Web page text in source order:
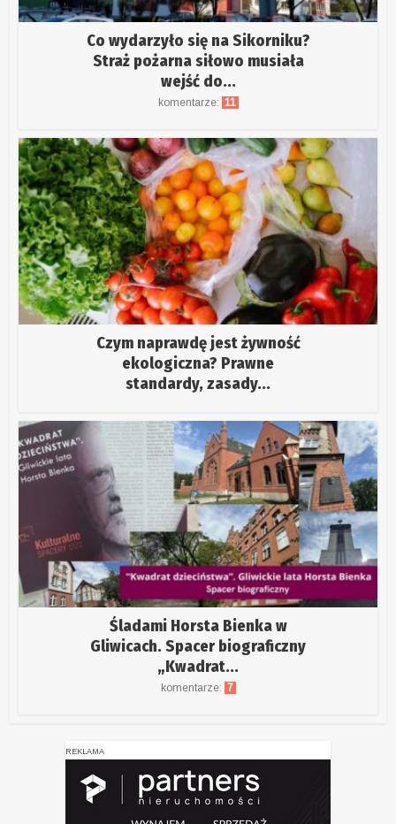
Co wydarzyło się na Sikorniku?
Straż pożarna siłowo musiała
wejść do...
komentarze: 11
Czym naprawdę jest żywność
ekologiczna? Prawne
standardy, zasady...
Śladami Horsta Bienka w
Gliwicach. Spacer biograficzny
„Kwadrat...
komentarze: 7
REKLAMA